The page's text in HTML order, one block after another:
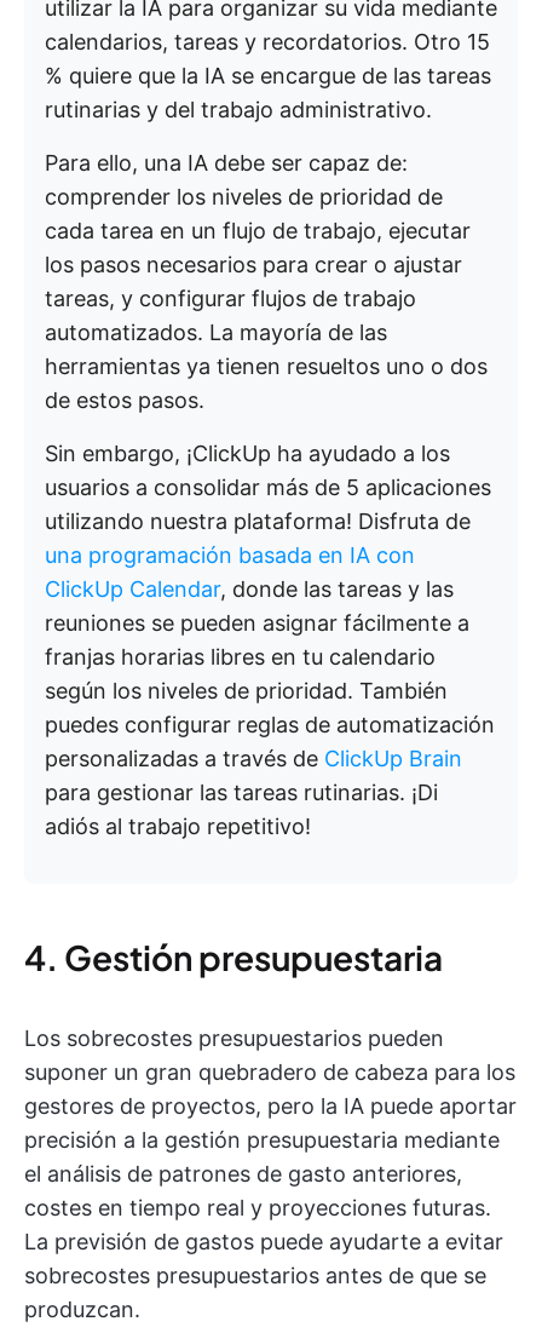
utilizar la IA para organizar su vida mediante
calendarios, tareas y recordatorios. Otro 15
% quiere que la IA se encargue de las tareas
rutinarias y del trabajo administrativo.
Para ello, una IA debe ser capaz de:
comprender los niveles de prioridad de
cada tarea en un flujo de trabajo, ejecutar
los pasos necesarios para crear o ajustar
tareas, y configurar flujos de trabajo
automatizados. La mayoría de las
herramientas ya tienen resueltos uno o dos
de estos pasos.
Sin embargo, ¡ClickUp ha ayudado a los
usuarios a consolidar más de 5 aplicaciones
utilizando nuestra plataforma! Disfruta de
una programación basada en IA con
ClickUp Calendar, donde las tareas y las
reuniones se pueden asignar fácilmente a
franjas horarias libres en tu calendario
según los niveles de prioridad. También
puedes configurar reglas de automatización
personalizadas a través de ClickUp Brain
para gestionar las tareas rutinarias. ¡Di
adiós al trabajo repetitivo!
4. Gestión presupuestaria
Los sobrecostes presupuestarios pueden
suponer un gran quebradero de cabeza para los
gestores de proyectos, pero la IA puede aportar
precisión a la gestión presupuestaria mediante
el análisis de patrones de gasto anteriores,
costes en tiempo real y proyecciones futuras.
La previsión de gastos puede ayudarte a evitar
sobrecostes presupuestarios antes de que se
produzcan.